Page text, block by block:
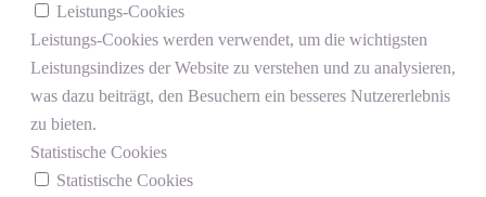
Leistungs-Cookies
Leistungs-Cookies werden verwendet, um die wichtigsten
Leistungsindizes der Website zu verstehen und zu analysieren,
was dazu beiträgt, den Besuchern ein besseres Nutzererlebnis
zu bieten.
Statistische Cookies
Statistische Cookies